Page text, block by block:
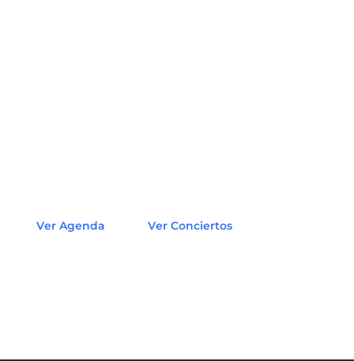
Ver Agenda Ver Conciertos